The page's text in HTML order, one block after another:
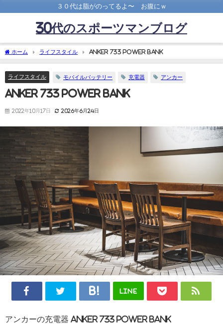
３０代は脂がのってるよ〜 お腹にｗ
30代のスポーツマンブログ
ホーム ライフスタイル Anker 733 Power Bank
ライフスタイル モバイルバッテリー 充電器 アンカー
Anker 733 Power Bank
2022年10月17日 2026年6月24日
LINE
アンカーの充電器 Anker 733 Power Bank